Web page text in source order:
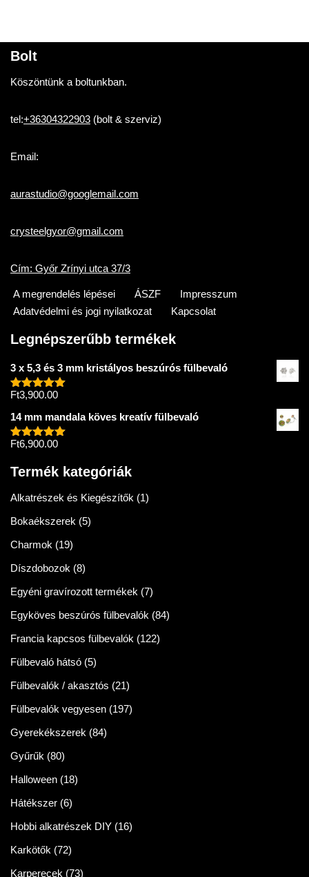
Bolt
Köszöntünk a boltunkban.
tel:+36304322903 (bolt & szerviz)
Email:
aurastudio@googlemail.com
crysteelgyor@gmail.com
Cím: Győr Zrínyi utca 37/3
A megrendelés lépései ÁSZF
Impresszum
Adatvédelmi és jogi nyilatkozat
Kapcsolat
Legnépszerűbb termékek
3 x 5,3 és 3 mm kristályos beszúrós fülbevaló
Értékelés:
Ft3,900.00
14 mm mandala köves kreatív fülbevaló
Értékelés:
Ft6,900.00
Termék kategóriák
Alkatrészek és Kiegészítők (1)
Bokaékszerek (5)
Charmok (19)
Díszdobozok (8)
Egyéni gravírozott termékek (7)
Egyköves beszúrós fülbevalók (84)
Francia kapcsos fülbevalók (122)
Fülbevaló hátsó (5)
Fülbevalók / akasztós (21)
Fülbevalók vegyesen (197)
Gyerekékszerek (84)
Gyűrűk (80)
Halloween (18)
Hátékszer (6)
Hobbi alkatrészek DIY (16)
Karkötők (72)
Karperecek (73)